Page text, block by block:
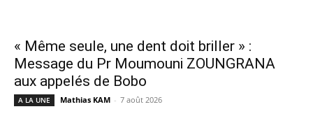
« Même seule, une dent doit briller » :
Message du Pr Moumouni ZOUNGRANA
aux appelés de Bobo
A LA UNE Mathias KAM - 7 août 2026